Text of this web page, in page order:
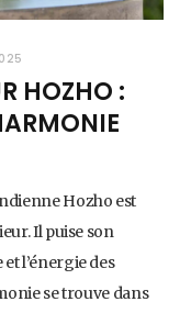
HOZHO :
Hozho est
Il puise son
l’énergie des
se trouve dans